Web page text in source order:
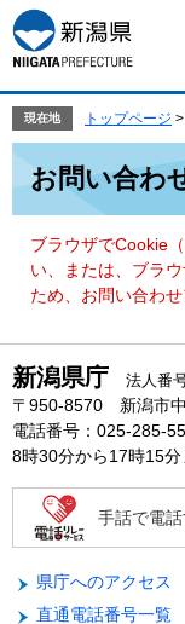
ー
ジ
の
頭
す。
ニ
ュ
ー
飛
て
現在地 トップページ >
お問い合わ
ブラウザでCookie
い、または、ブラ
ため、お問い合わ
新潟県庁 法人番
〒950-8570 新潟市
電話番号：025-285-
8時30分から17時15分
手話で電話
県庁へのアクセス
直通電話番号一覧